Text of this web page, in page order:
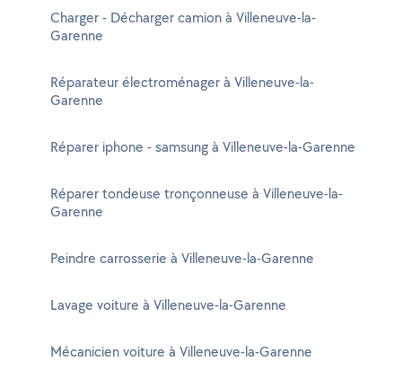
Charger - Décharger camion à Villeneuve-la-
Garenne
Réparateur électroménager à Villeneuve-la-
Garenne
Réparer iphone - samsung à Villeneuve-la-Garenne
Réparer tondeuse tronçonneuse à Villeneuve-la-
Garenne
Peindre carrosserie à Villeneuve-la-Garenne
Lavage voiture à Villeneuve-la-Garenne
Mécanicien voiture à Villeneuve-la-Garenne